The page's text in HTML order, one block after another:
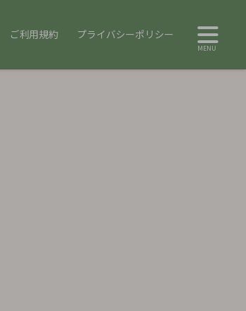
ご利用規約 プライバシーポリシー
MENU